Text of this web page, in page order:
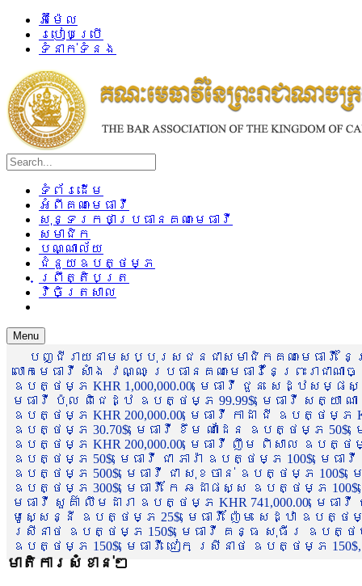
អ៊ីម៉ែល
របៀបប្រើ
ទំនាក់ទំនង
ទំព័រដើម
អំពីគណៈមេធាវី
សុន្ទរកថាប្រធានគណៈមេធាវី
សមាជិក
បណ្ណាល័យ
ជំនួយឧបត្ថម្ភ
ព្រឹត្តិបត្រ
វិចិត្រសាល
Menu
បញ្ជីរាយនាមសប្បុរសជនជាសមាជិកគណៈមេធាវី
លោកមេធាវី សាំង វណ្ណៈ ប្រធានគណៈមេធាវីនៃព្រះរា
ឧបត្ថម្ភ KHR 1,000,000.00, មេធាវី ជួន សេដ្ឋស
មេធាវី ប៉ុល ពិជេដ្ឋ ឧបត្ថម្ភ 99.99$, មេធាវី សត្យា ណ
ឧបត្ថម្ភ KHR 200,000.00, មេធាវី កាដា ជី ឧបត្ថម្ភ
ឧបត្ថម្ភ 30.70$, មេធាវី ខឹម ណាដែន ឧបត្ថម្ភ 50$,
ឧបត្ថម្ភ KHR 200,000.00, មេធាវី ញឹម ពិសាល ឧបត្ថ
ឧបត្ថម្ភ 50$, មេធាវី ជា ភារ៉ា ឧបត្ថម្ភ 100$, មេ
ឧបត្ថម្ភ 500$, មេធាវី ជា សុខចាន់ ឧបត្ថម្ភ
ឧបត្ថម្ភ 300$, មេធាវី កែ ឆដាផស្ស ឧបត្ថម្ភ
មេធាវី សួគ៌ា លឹមដារា ឧបត្ថម្ភ KHR 741,000.00, មេ
មូសេ្សន្នី ឧបត្ថម្ភ 25$, មេធាវី ញ៉ែម សេដ្ឋា ឧបត្ថ
ស្រីនាថ ឧបត្ថម្ភ 150$, មេធាវី គន្ធ សុធីរ ឧបត្ថម្ភ
ឧបត្ថម្ភ 150$, មេធាវី ជៀក ស្រីនាថ ឧបត្ថម្ភ 150$,
មាតិការសំខាន់ៗ